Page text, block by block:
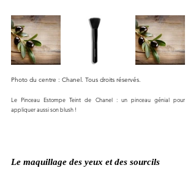
Photo du centre : Chanel. Tous droits réservés.
Le Pinceau Estompe Teint de Chanel : un pinceau génial pour
appliquer aussi son blush !
Le maquillage des yeux et des sourcils